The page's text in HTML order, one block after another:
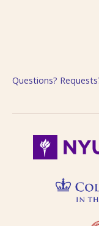
Questions?